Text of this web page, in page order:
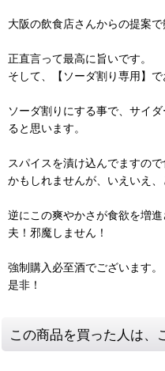
大阪の飲食店さんからの提案
正直言って最高に旨いです。
そして、【ソーダ割り専用】で
ソーダ割りにする事で、サイ
ると思います。
スパイスを漬け込んでますの
かもしれませんが、いえいえ、
逆にこの爽やかさが食欲を増
夫！邪魔しません！
強制購入必至酒でございます。
是非！
この商品を買った人は、